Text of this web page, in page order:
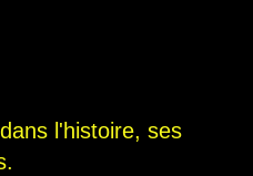
l'histoire, ses
.